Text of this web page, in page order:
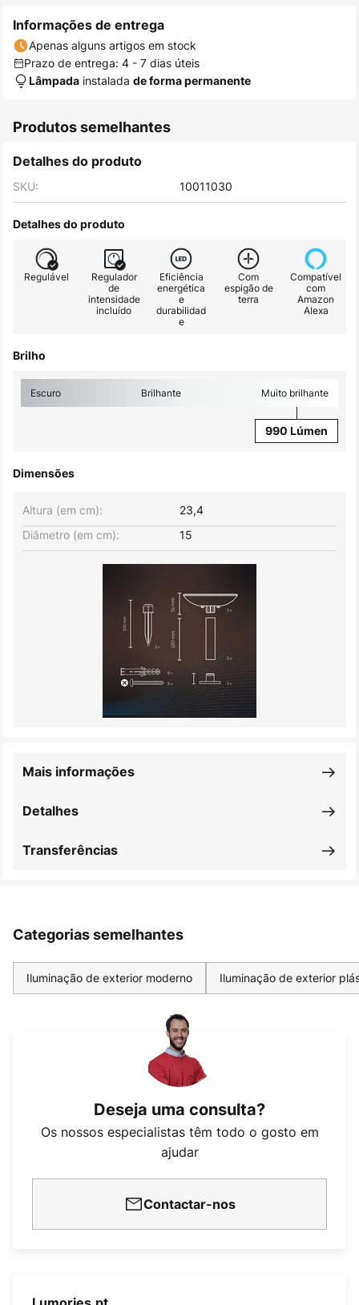
Informações de entrega
Apenas alguns artigos em stock
Prazo de entrega: 4 - 7 dias úteis
Lâmpada instalada de forma permanente
Produtos semelhantes
Detalhes do produto
SKU: 10011030
Detalhes do produto
Regulável
Regulador
de
intensidade
incluído
Eficiência
energética
e
durabilidad
e
Com
espigão de
terra
Compatível
com
Amazon
Alexa
Brilho
Escuro Brilhante Muito brilhante
990 Lúmen
Dimensões
Altura (em cm):
23,4
Diâmetro (em cm):
15
Detalhes
Mais informações
Transferências
Categorias semelhantes
Iluminação de exterior moderno Iluminação de exterior
Deseja uma consulta?
Os nossos especialistas têm todo o gosto em
ajudar
Contactar-nos